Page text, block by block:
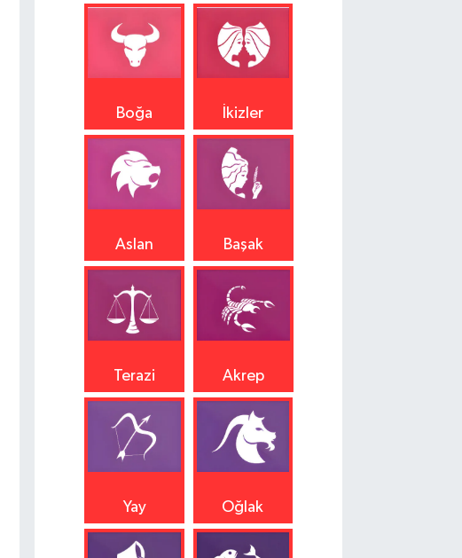
Boğa İkizler
Aslan Başak
Terazi Akrep
Yay Oğlak